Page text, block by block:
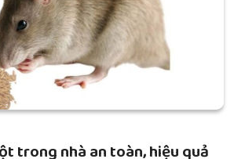
trong nhà an toàn, hiệu quả